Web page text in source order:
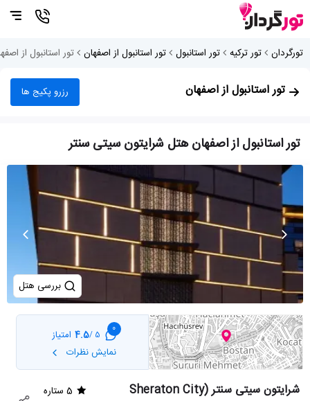
تورگردان تور ترکیه تور استانبول تور استانبول از اصفهان تور استانبول از
تور استانبول از اصفهان رزرو پکیج ها
تور استانبول از اصفهان هتل شرایتون سیتی سنتر
بررسی هتل
0
5 /
4.5 امتیاز
نمایش نظرات
شرایتون سیتی سنتر (Sheraton City
5 ستاره